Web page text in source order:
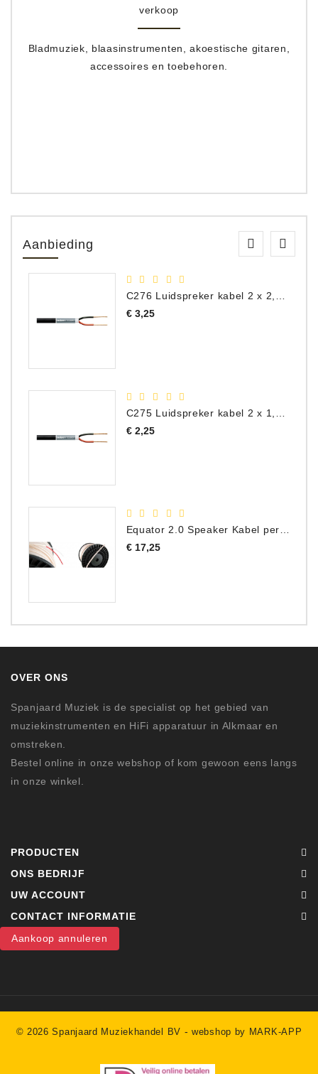
verkoop
Bladmuziek, blaasinstrumenten, akoestische gitaren,
accessoires en toebehoren.
Aanbieding
€ 3,25Prijs
€ 2,25Prijs
€ 17,25Prijs
OVER ONS
Spanjaard Muziek is de specialist op het gebied van
muziekinstrumenten en HiFi apparatuur in Alkmaar en
omstreken.
Bestel online in onze webshop of kom gewoon eens langs
in onze winkel.
PRODUCTEN
ONS BEDRIJF
UW ACCOUNT
CONTACT INFORMATIE
Aankoop annuleren
© 2026 Spanjaard Muziekhandel BV -webshop by MARK-APP